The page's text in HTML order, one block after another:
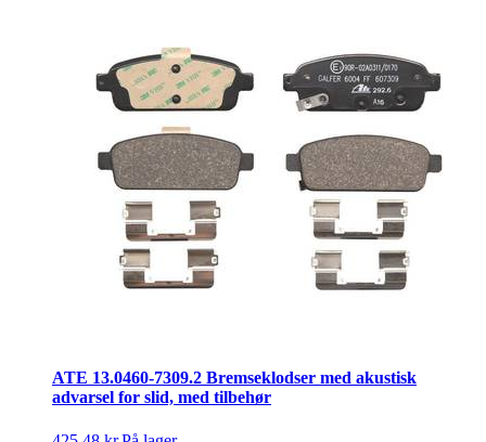
ATE 13.0460-7309.2 Bremseklodser med akustisk
advarsel for slid, med tilbehør